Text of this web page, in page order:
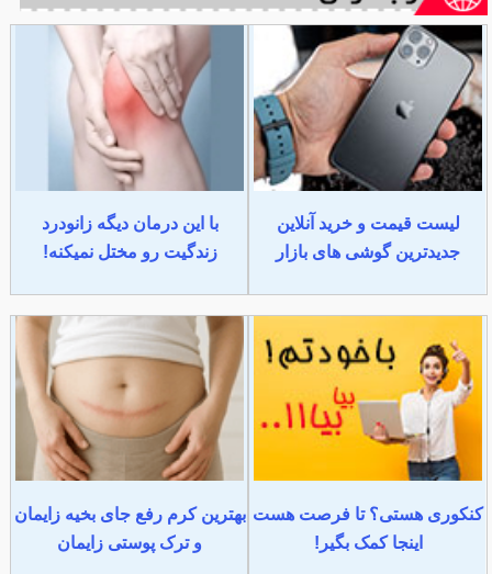
لیست قیمت و خرید آنلاین
جدیدترین گوشی های بازار
با این درمان دیگه زانودرد
زندگیت رو مختل نمیکنه!
کنکوری هستی؟ تا فرصت هست
اینجا کمک بگیر!
بهترین کرم رفع جای بخیه زایمان
و ترک پوستی زایمان